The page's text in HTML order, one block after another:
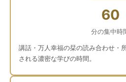
60
分の集中時
講話・万人幸福の栞の読み合わせ・
される濃密な学びの時間。